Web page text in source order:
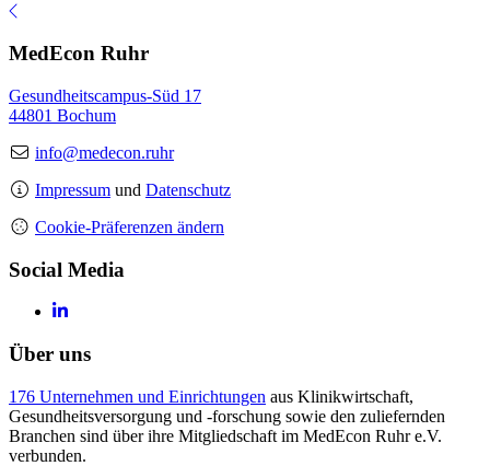
MedEcon Ruhr
Gesundheitscampus-Süd 17
44801 Bochum
info@medecon.ruhr
Impressum und Datenschutz
Cookie-Präferenzen ändern
Social Media
Über uns
176 Unternehmen und Einrichtungen aus Klinikwirtschaft,
Gesundheitsversorgung und -forschung sowie den zuliefernden
Branchen sind über ihre Mitgliedschaft im MedEcon Ruhr e.V.
verbunden.